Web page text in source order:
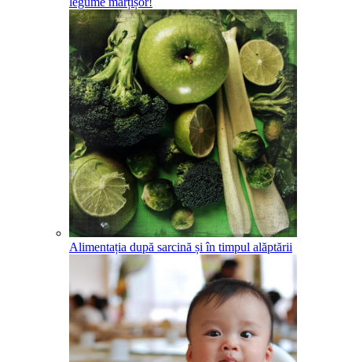
Alimentația după sarcină și în timpul alăptării